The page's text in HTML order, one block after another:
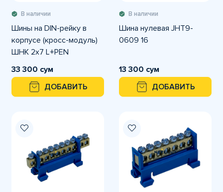
В наличии
Шины на DIN-рейку в
корпусе (кросс-модуль)
ШНК 2х7 L+PEN
33 300 сум
ДОБАВИТЬ
В наличии
Шина нулевая JHT9-
0609 16
13 300 сум
ДОБАВИТЬ